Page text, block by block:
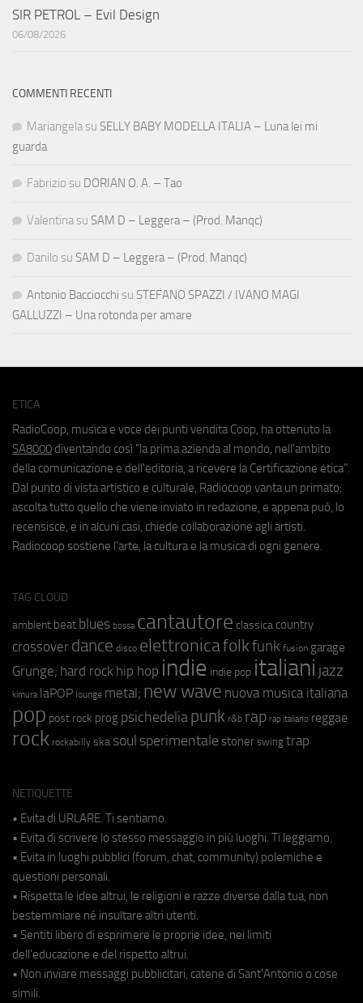
SIR PETROL – Evil Design
06/08/2026
COMMENTI RECENTI
Mariangela su SELLY BABY MODELLA ITALIA – Luna lei mi
guarda
Fabrizio su DORIAN O. A. – Tao
Valentina su SAM D – Leggera – (Prod. Manqc)
Danilo su SAM D – Leggera – (Prod. Manqc)
Antonio Bacciocchi su STEFANO SPAZZI / IVANO MAGI
GALLUZZI – Una rotonda per amare
ETICA
RadioCoop, musica e voce dei punti vendita Coop, ha ottenuto la
SA8000 diventando così "la prima azienda al mondo, nell'ambito
della comunicazione e dell'editoria, a ricevere la Certificazione etica".
Dal punto di vista artistico e culturale, Radiocoop vanta un primato:
ascolta tutto quello che viene inviato in redazione, e appena può, lo
recensisce, e in alcuni casi, chiede collaborazione agli artisti.
Radiocoop sostiene l'arte, la cultura e la musica di ogni genere.
TAG CLOUD
ambient beat blues bossa cantautore classica country
crossover dance disco elettronicafolkfunk fusion garage
Grunge; hard rock hip hop indie indie pop italiani jazz
kimura laPOP lounge metal; new wave nuova musica italiana
pop post rock prog psichedeliapunk r&b rap rap italiano reggae
rock rockabilly ska soul sperimentale stoner swing trap
NETIQUETTE
• Evita di URLARE. Ti sentiamo.
• Evita di scrivere lo stesso messaggio in più luoghi. Ti leggiamo.
• Evita in luoghi pubblici (forum, chat, community) polemiche e
questioni personali.
• Rispetta le idee altrui, le religioni e razze diverse dalla tua, non
bestemmiare né insultare altri utenti.
• Sentiti libero di esprimere le proprie idee, nei limiti
dell'educazione e del rispetto altrui.
• Non inviare messaggi pubblicitari, catene di Sant'Antonio o cose
simili.